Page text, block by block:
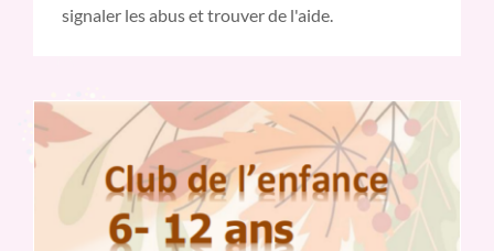
signaler les abus et trouver de l'aide.